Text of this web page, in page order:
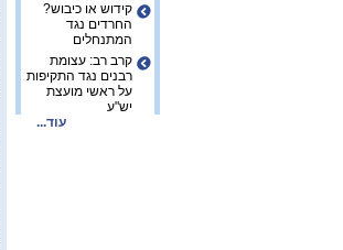
קידוש או כיבוש?
החרדים נגד
המתנחלים
קרב רב: עצומת
רבנים נגד התקיפות
על ראשי מועצת
יש"ע
עוד...